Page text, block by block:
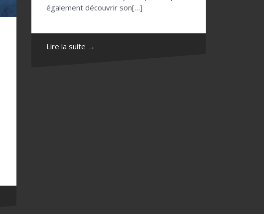
également découvrir son[…]
Lire la suite →